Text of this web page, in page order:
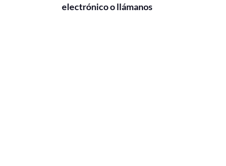
electrónico o llámanos